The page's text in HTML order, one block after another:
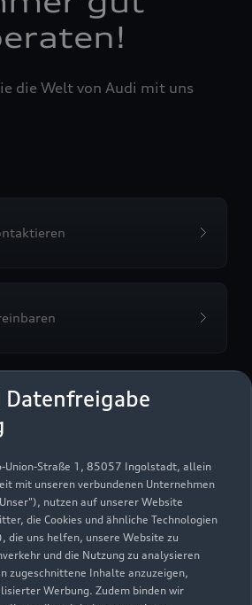
Datenfreigabe
Union-Straße 1, 85057 Ingolstadt, allein
mit unseren verbundenen Unternehmen
nutzen auf unserer Website
die Cookies und ähnliche Technologien
die uns helfen, unsere Website zu
und die Nutzung zu analysieren
zugeschnittene Inhalte anzuzeigen,
Werbung. Zudem binden wir
die Welt von Audi mit uns
Küver GmbH